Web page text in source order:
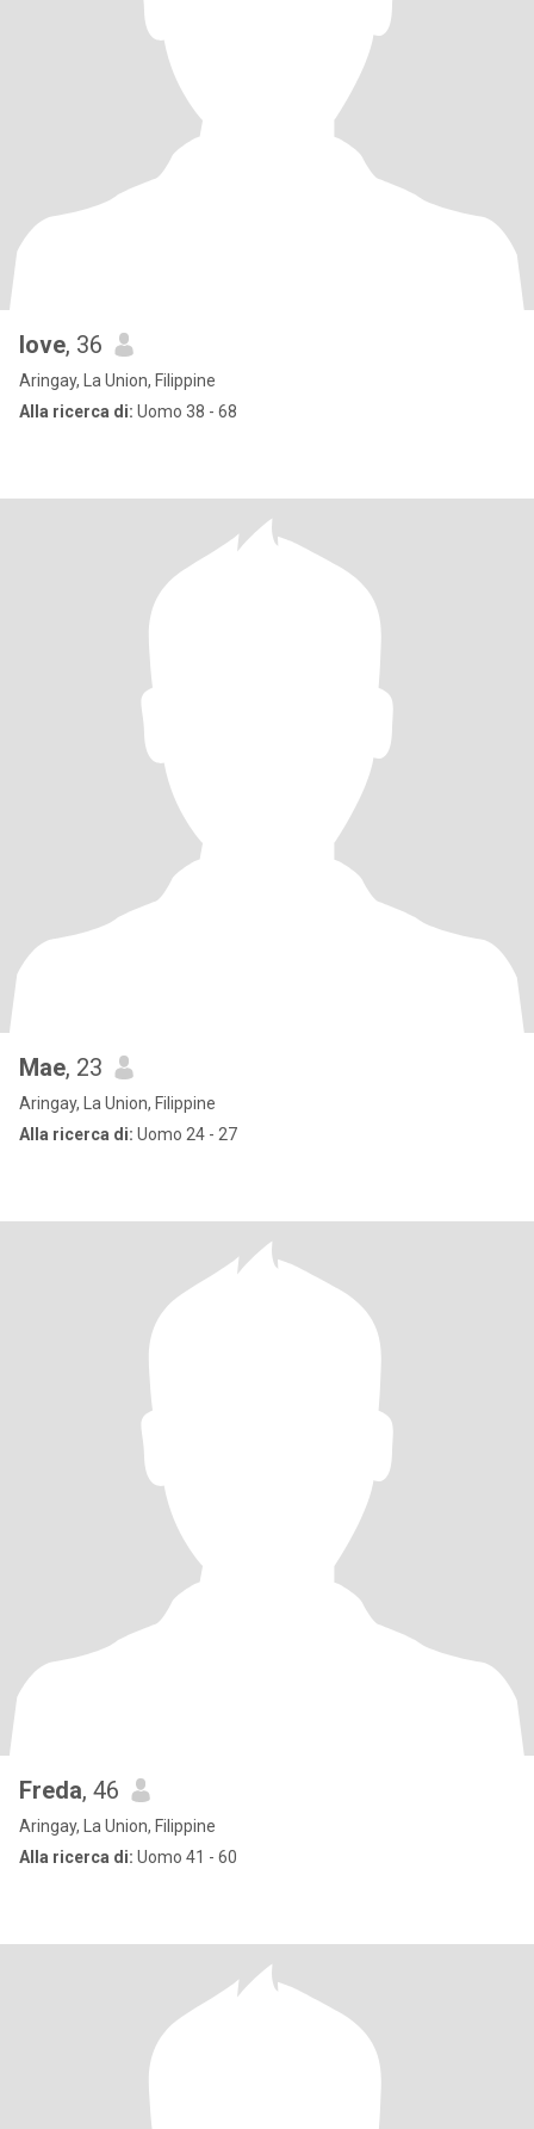
love, 36
Aringay, La Union, Filippine
Alla ricerca di: Uomo 38 - 68
Mae, 23
Aringay, La Union, Filippine
Alla ricerca di: Uomo 24 - 27
Freda, 46
Aringay, La Union, Filippine
Alla ricerca di: Uomo 41 - 60